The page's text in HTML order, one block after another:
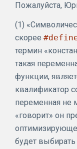
Пожалуйста,
(1)
скорее
термин
такая
функции,
квалификатор
переменная не
«говорит» он
будет